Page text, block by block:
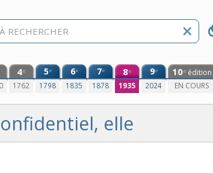
4e
1762
5e
1798
6e
1835
7e
1878
8e
1935
9e
2024
10e édition
EN COURS
elle